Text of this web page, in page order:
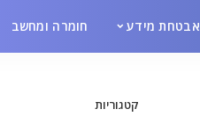
אבטחת מידע חומרה ומחשב
קטגוריות